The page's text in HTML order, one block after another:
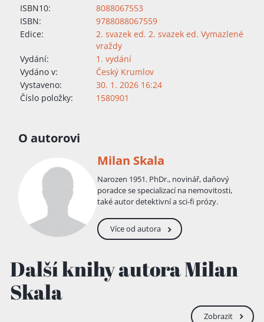
ISBN10:
8088067553
ISBN:
9788088067559
Edice:
2. svazek ed. 2. svazek ed. Vymazlené
vraždy
Vydání:
1. vydání
Vydáno v:
Český Krumlov
Vystaveno:
30. 1. 2026 16:24
Číslo položky:
1580901
O autorovi
Milan Skala
Narozen 1951. PhDr., novinář, daňový
poradce se specializací na nemovitosti,
také autor detektivní a sci-fi prózy.
Více od autora
Další knihy autora Milan
Skala
Zobrazit